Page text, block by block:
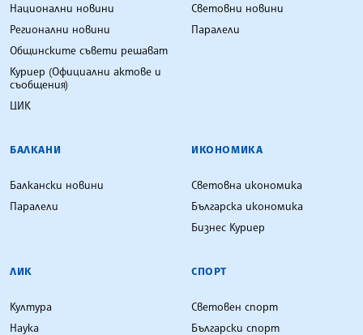
Национални новини
Регионални новини
Общинските съвети решават
Куриер (Официални актове и
съобщения)
ЦИК
Световни новини
Паралели
БАЛКАНИ
Балкански новини
Паралели
ИКОНОМИКА
Световна икономика
Българска икономика
Бизнес Куриер
ЛИК
Култура
Наука
СПОРТ
Световен спорт
Български спорт